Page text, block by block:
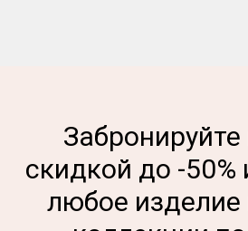
Забронируйте
скидкой до -50%
любое изделие